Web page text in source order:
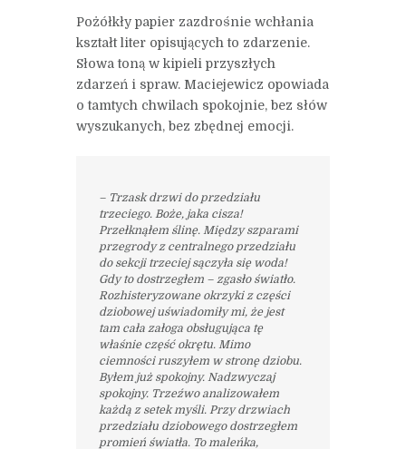
Pożółkły papier zazdrośnie wchłania
kształt liter opisujących to zdarzenie.
Słowa toną w kipieli przyszłych
zdarzeń i spraw. Maciejewicz opowiada
o tamtych chwilach spokojnie, bez słów
wyszukanych, bez zbędnej emocji.
– Trzask drzwi do przedziału
trzeciego. Boże, jaka cisza!
Przełknąłem ślinę. Między szparami
przegrody z centralnego przedziału
do sekcji trzeciej sączyła się woda!
Gdy to dostrzegłem – zgasło światło.
Rozhisteryzowane okrzyki z części
dziobowej uświadomiły mi, że jest
tam cała załoga obsługująca tę
właśnie część okrętu. Mimo
ciemności ruszyłem w stronę dziobu.
Byłem już spokojny. Nadzwyczaj
spokojny. Trzeźwo analizowałem
każdą z setek myśli. Przy drzwiach
przedziału dziobowego dostrzegłem
promień światła. To maleńka,